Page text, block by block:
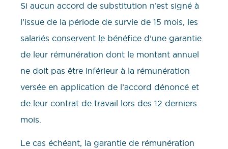
Si aucun accord de substitution n’est signé à
l’issue de la période de survie de 15 mois, les
salariés conservent le bénéfice d’une garantie
de leur rémunération dont le montant annuel
ne doit pas être inférieur à la rémunération
versée en application de l’accord dénoncé et
de leur contrat de travail lors des 12 derniers
mois.
Le cas échéant, la garantie de rémunération